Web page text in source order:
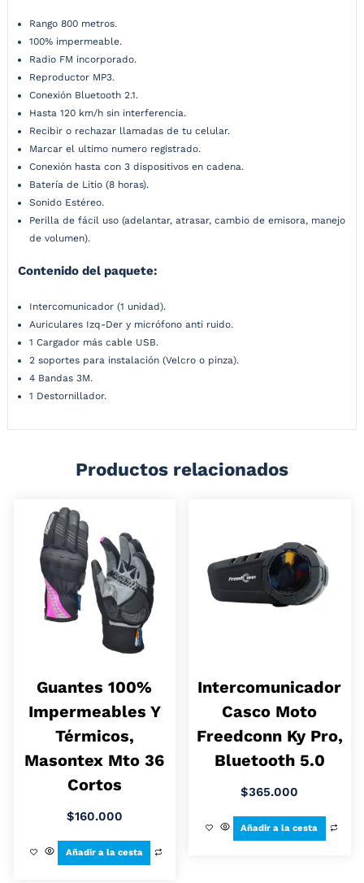
Rango 800 metros.
100% impermeable.
Radio FM incorporado.
Reproductor MP3.
Conexión Bluetooth 2.1.
Hasta 120 km/h sin interferencia.
Recibir o rechazar llamadas de tu celular.
Marcar el ultimo numero registrado.
Conexión hasta con 3 dispositivos en cadena.
Batería de Litio (8 horas).
Sonido Estéreo.
Perilla de fácil uso (adelantar, atrasar, cambio de emisora, manejo
de volumen).
Contenido del paquete:
Intercomunicador (1 unidad).
Auriculares Izq-Der y micrófono anti ruido.
1 Cargador más cable USB.
2 soportes para instalación (Velcro o pinza).
4 Bandas 3M.
1 Destornillador.
Productos relacionados
Guantes 100%
Impermeables Y
Térmicos,
Masontex Mto 36
Cortos
$160.000
Añadir a la cesta
Intercomunicador
Casco Moto
Freedconn Ky Pro,
Bluetooth 5.0
$365.000
Añadir a la cesta